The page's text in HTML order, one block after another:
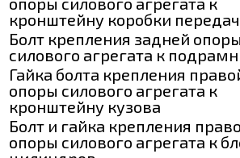
кронштейну коробки передач
Болт крепления задней опоры
силового агрегата к
Гайка болта крепления
опоры силового агрегата к
кронштейну кузова
Болт и гайка крепления
опоры силового агрегата к